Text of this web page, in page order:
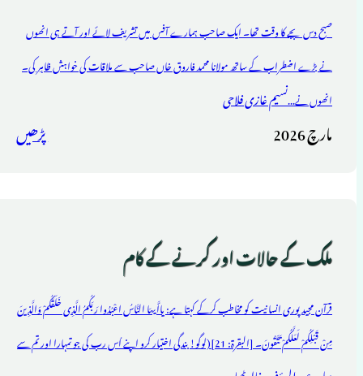
صبح دس بجے کا وقت تھا۔ ایک صاحب ہمارے آفس میں تشریف لائے اور آتے ہی انھوں
نے بڑے اضطراب کے ساتھ مولانا محمد فاروق خاں صاحب سے ملاقات کی خواہش ظاہر کی۔
انھوں نے...نسیم غازی فلاحی
مارچ 2026 پڑھیں
ملک کے حالات اور کرنے کے کام
قرآن مجید پوری انسانیت کو مخاطب کرکے کہتا ہے: یاأَیهَا النَّاسُ اعْبُدُوا رَبَّكُمُ الَّذِی خَلَقَكُمْ وَالَّذِینَ
مِنْ قَبْلِكُمْ لَعَلَّكُمْ تَتَّقُونَ۔ [البقرة: 21](لوگو! بندگی اختیار کرو اپنے اُس رب کی جو تمہارا اور تم سے